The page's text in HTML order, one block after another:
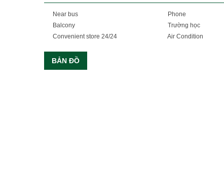
Near bus Phone
Balcony
Trường học
Convenient store 24/24
Air Condition
BẢN ĐỒ